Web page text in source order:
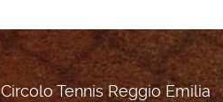
Circolo Tennis Reggio Emilia